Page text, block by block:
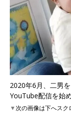
2020年6月、二男
YouTube配信を始
▼次の画像は下へスク